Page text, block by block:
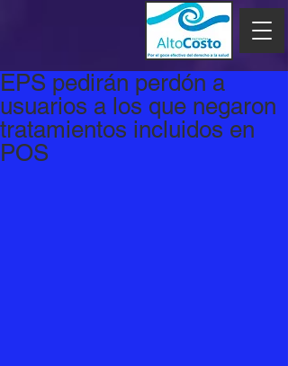
EPS pedirán perdón a
usuarios a los que negaron
tratamientos incluidos en
POS